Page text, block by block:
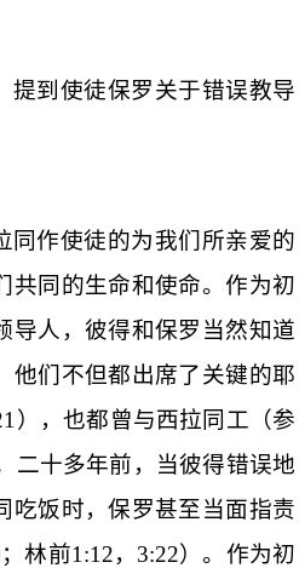
提到使徒保罗关于错误教导
同作使徒的为我们所亲爱的
共同的生命和使命。作为初
导人，彼得和保罗当然知道
他们不但都出席了关键的耶
），也都曾与西拉同工（参
二十多年前，当彼得错误地
吃饭时，保罗甚至当面指责
；林前1:12， 3:22）。作为初